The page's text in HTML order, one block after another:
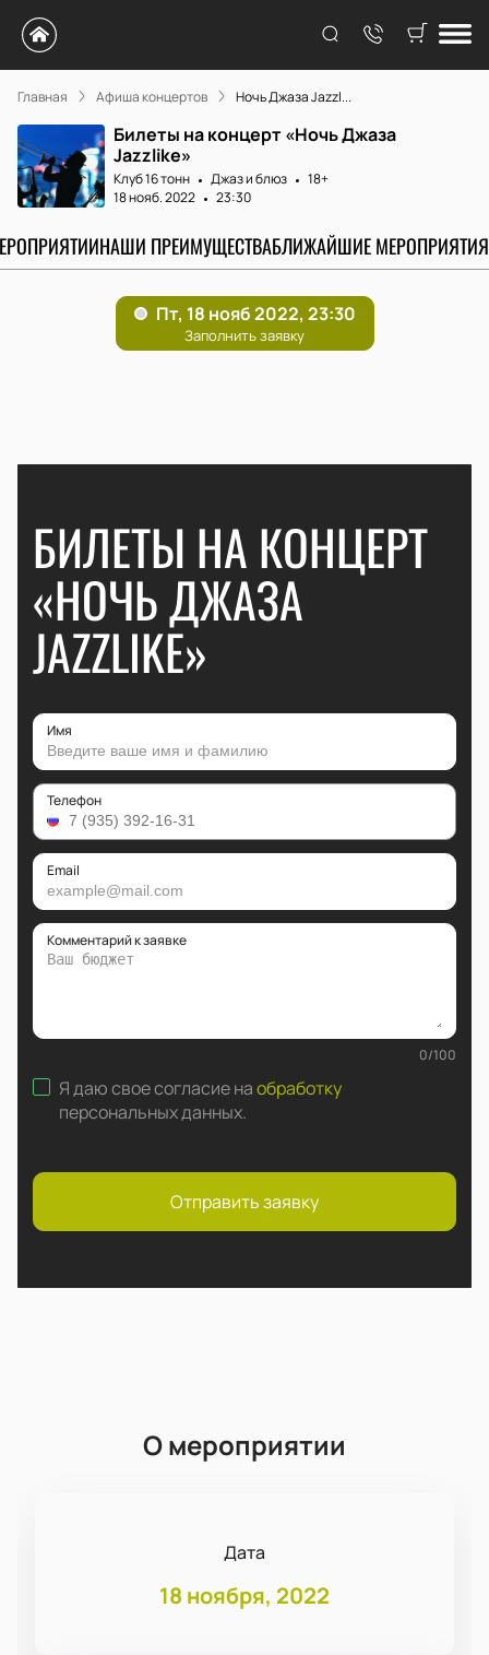
Главная Афиша концертов Ночь Джаза Jazzl...
Билеты на концерт «Ночь Джаза
Jazzlike»
Клуб 16 тонн Джаз и блюз
18+
18 нояб. 2022
23:30
НАШИ ПРЕИМУЩЕСТВАБЛИЖАЙШИЕ МЕРОПРИЯТИЯ
БИЛЕТЫ НА КОНЦЕРТ
«НОЧЬ ДЖАЗА
JAZZLIKE»
Имя
Телефон
Email
Комментарий к заявке
0/100
Я даю свое согласие наобработку
персональных данных.
Отправить заявку
О мероприятии
Дата
18 ноября, 2022